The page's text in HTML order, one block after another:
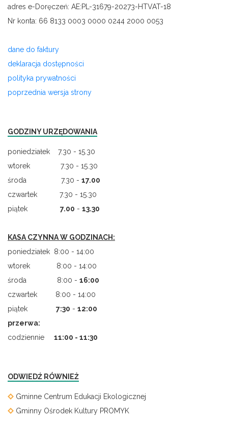
adres e-Doręczeń: AE:PL-31679-20273-HTVAT-18
Nr konta: 66 8133 0003 0000 0244 2000 0053
dane do faktury
deklaracja dostępności
polityka prywatności
poprzednia wersja strony
GODZINY URZĘDOWANIA
poniedziałek 7.30 - 15.30
wtorek 7.30 - 15.30
środa 7.30 - 17.00
czwartek 7.30 - 15.30
piątek 7.00 - 13.30
KASA CZYNNA W GODZINACH:
poniedziałek 8:00 - 14:00
wtorek 8:00 - 14:00
środa 8:00 - 16:00
czwartek 8:00 - 14:00
piątek 7:30 - 12:00
przerwa:
codziennie
11:00 - 11:30
ODWIEDŹ RÓWNIEŻ
Gminne Centrum Edukacji Ekologicznej
Gminny Ośrodek Kultury PROMYK